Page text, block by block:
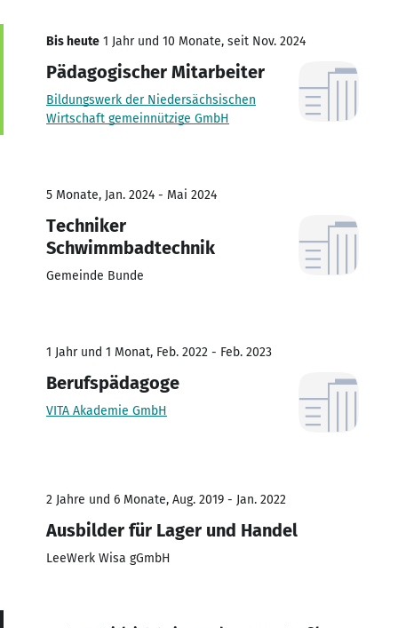
Bis heute 1 Jahr und 10 Monate, seit Nov. 2024
Pädagogischer Mitarbeiter
Bildungswerk der Niedersächsischen
Wirtschaft gemeinnützige GmbH
5 Monate, Jan. 2024 - Mai 2024
Techniker
Schwimmbadtechnik
Gemeinde Bunde
1 Jahr und 1 Monat, Feb. 2022 - Feb. 2023
Berufspädagoge
VITA Akademie GmbH
2 Jahre und 6 Monate, Aug. 2019 - Jan. 2022
Ausbilder für Lager und Handel
LeeWerk Wisa gGmbH